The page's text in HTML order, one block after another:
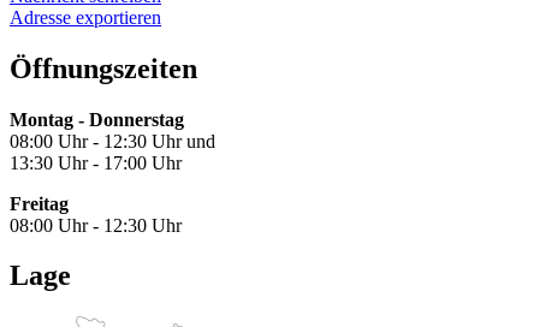
Adresse exportieren
Öffnungszeiten
Montag - Donnerstag
08:00 Uhr - 12:30 Uhr und
13:30 Uhr - 17:00 Uhr
Freitag
08:00 Uhr - 12:30 Uhr
Lage